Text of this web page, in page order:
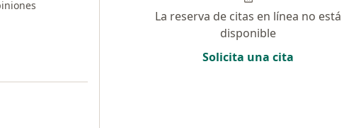
La reserva de citas en línea no está
disponible
Solicita una cita